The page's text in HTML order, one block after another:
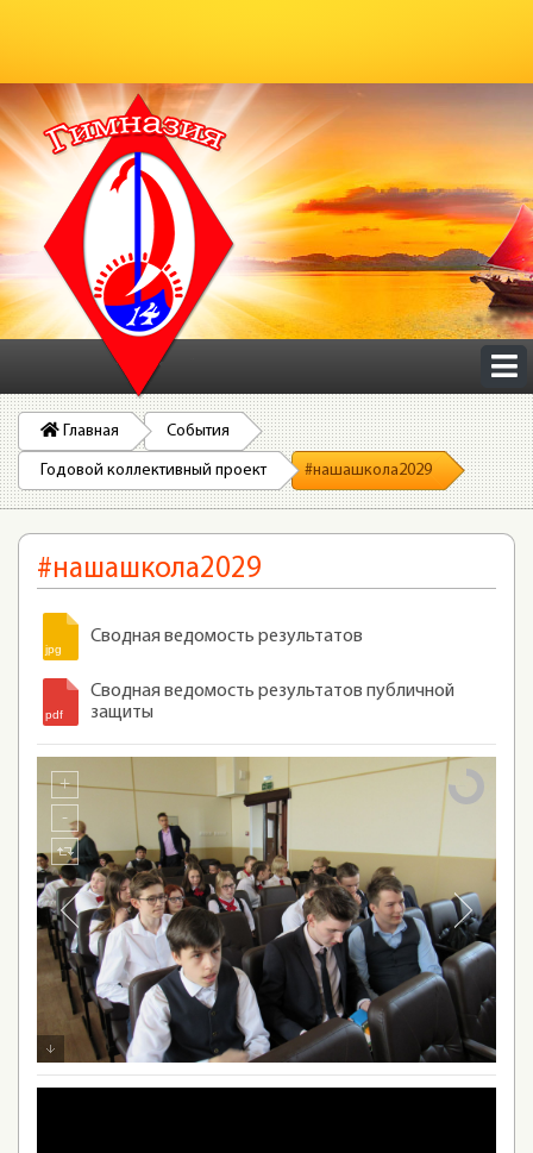
Главная События
Годовой коллективный проект #нашашкола2029
#нашашкола2029
Сводная ведомость результатов
Сводная ведомость результатов публичной
защиты